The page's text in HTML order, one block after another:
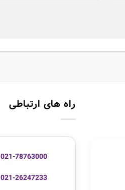
راه های ارتباطی
021-78763000
021-26247233